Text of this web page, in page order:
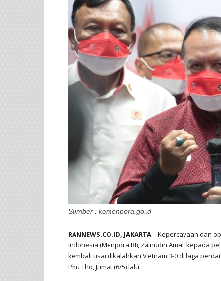
Sumber : kemenpora.go.id
RANNEWS.CO.ID, JAKARTA– Kepercayaan dan
Indonesia (Menpora RI), Zainudin Amali kepada
kembali usai dikalahkan Vietnam 3-0 di laga
Phu Tho, Jumat (6/5) lalu.